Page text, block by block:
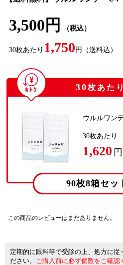
3,500円 （税込）
30枚あたり 1,750 円 （送料込）
30枚あたり
ウルルワン
30枚あたり
1,620 円
90枚8箱セッ
この商品のレビューはまだありません。
定期的に眼科等で受診の上、処方に従
ださい。 ご購入前に必ず個数をご確認